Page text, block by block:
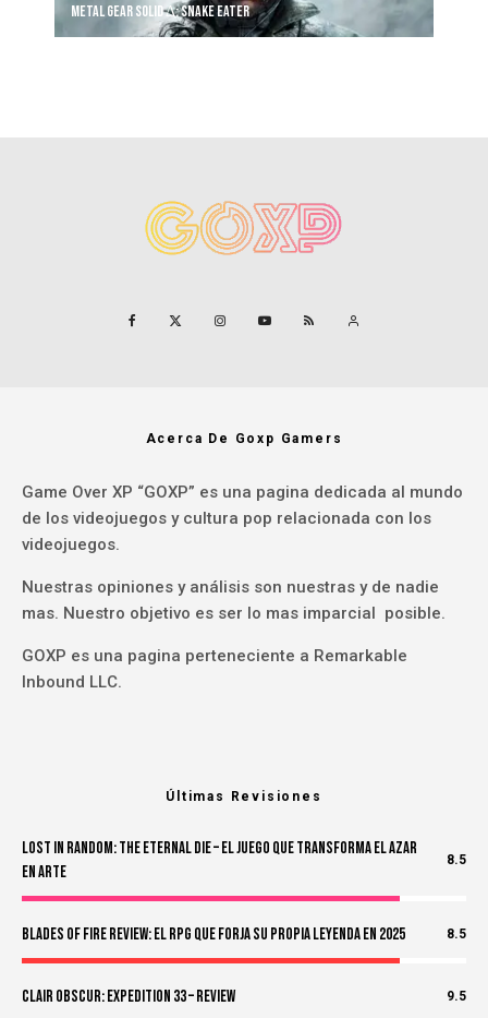
Metal Gear Solid Δ: Snake Eater
Acerca De Goxp Gamers
Game Over XP “GOXP” es una pagina dedicada al mundo
de los videojuegos y cultura pop relacionada con los
videojuegos.
Nuestras opiniones y análisis son nuestras y de nadie
mas. Nuestro objetivo es ser lo mas imparcial posible.
GOXP es una pagina perteneciente a Remarkable
Inbound LLC.
Últimas Revisiones
Lost in Random: The Eternal Die – El Juego Que Transforma el Azar
en Arte
8.5
Blades of Fire Review: El RPG Que Forja Su Propia Leyenda en 2025 8.5
Clair Obscur: Expedition 33 – Review 9.5